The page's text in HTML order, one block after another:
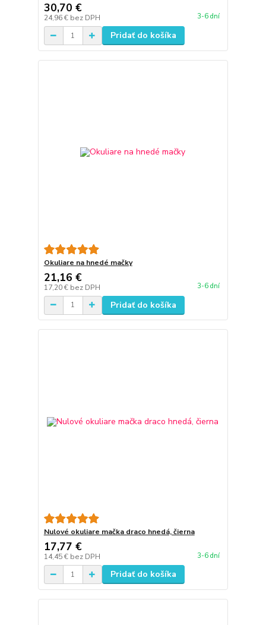
30,70 €
24,96 € bez DPH 3-6 dní
Pridať do košíka
Okuliare na hnedé mačky
21,16 €
17,20 € bez DPH 3-6 dní
Pridať do košíka
Nulové okuliare mačka draco hnedá, čierna
17,77 €
14,45 € bez DPH 3-6 dní
Pridať do košíka